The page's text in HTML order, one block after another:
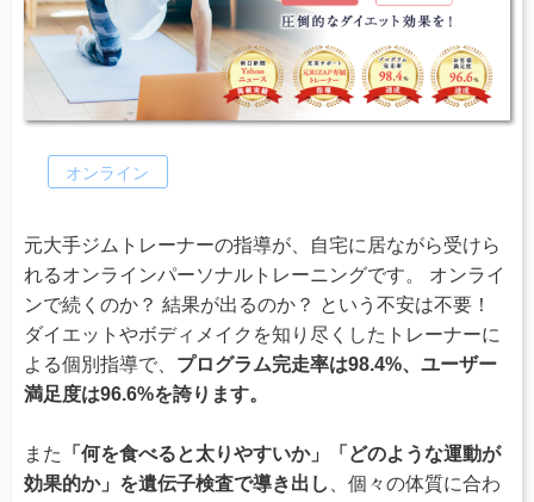
オンライン
元大手ジムトレーナーの指導が、自宅に居ながら受けら
れるオンラインパーソナルトレーニングです。 オンライ
ンで続くのか？ 結果が出るのか？ という不安は不要！
ダイエットやボディメイクを知り尽くしたトレーナーに
よる個別指導で、 プログラム完走率は98.4%、ユーザー
満足度は96.6%を誇ります。
また
「何を食べると太りやすいか」「どのような運動が
効果的か」を遺伝子検査で導き出し
、個々の体質に合わ